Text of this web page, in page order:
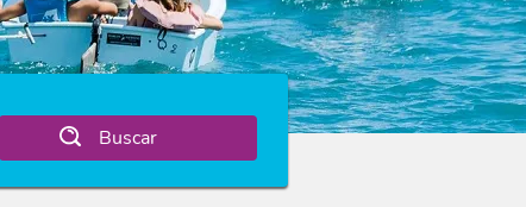
Buscar